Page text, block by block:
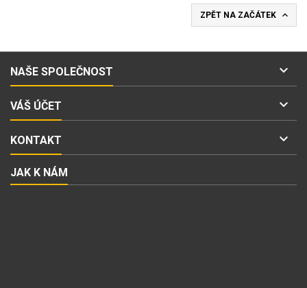
ZPĚT NA ZAČÁTEK 
NAŠE SPOLEČNOST 
VÁŠ ÚČET 
KONTAKT 
JAK K NÁM